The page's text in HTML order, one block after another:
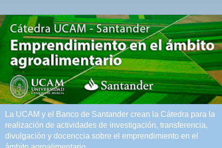
La UCAM y el Banco de Santander crean la Cátedra para la
realización de actividades de investigación, transferencia,
divulgación y docenccia sobre el emprendimiento en el